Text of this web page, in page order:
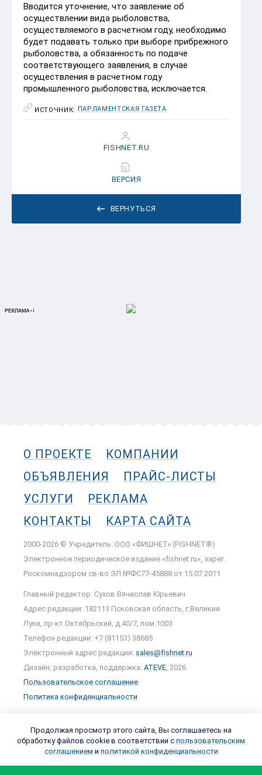
Вводится уточнение, что заявление об
осуществлении вида рыболовства,
осуществляемого в расчетном году, необходимо
будет подавать только при выборе прибрежного
рыболовства, а обязанность по подаче
соответствующего заявления, в случае
осуществления в расчетном году
промышленного рыболовства, исключается.
ИСТОЧНИК: ПАРЛАМЕНТСКАЯ ГАЗЕТА
ВЕРНУТЬСЯ
FISHNET.RU
ВЕРСИЯ
О ПРОЕКТЕ
КОМПАНИИ
ОБЪЯВЛЕНИЯ
ПРАЙС-ЛИСТЫ
УСЛУГИ
РЕКЛАМА
КОНТАКТЫ
КАРТА САЙТА
2000-2026 © Учредитель: ООО «ФИШНЕТ» (FISHNET®)
Электронное периодическое издание «fishnet.ru», зарег.
Роскомнадзором cв-во ЭЛ №ФС77-45888 от 15.07.2011
Главный редактор: Сухов Вячеслав Юрьевич
Адрес редакции: 182113 Псковская область, г.Великие
Луки, пр-кт Октябрьский, д.40/7, пом.1003
Телефон редакции: +7 (81153) 38685
Электронный адрес редакции: sales@fishnet.ru
Дизайн, разработка, поддержка: ATEVE , 2026.
Пользовательское соглашение
Политика конфиденциальности
Продолжая просмотр этого сайта, Вы соглашаетесь на
обработку файлов cookie в соответствии с пользовательским
соглашением и политикой конфиденциальности